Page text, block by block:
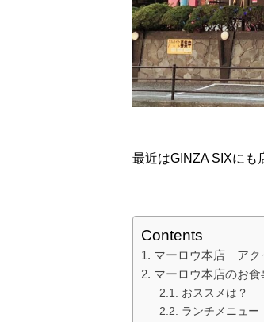
最近はGINZA SIXにも
Contents
マーロウ本店 アク
マーロウ本店のお
おススメは？
ランチメニュー